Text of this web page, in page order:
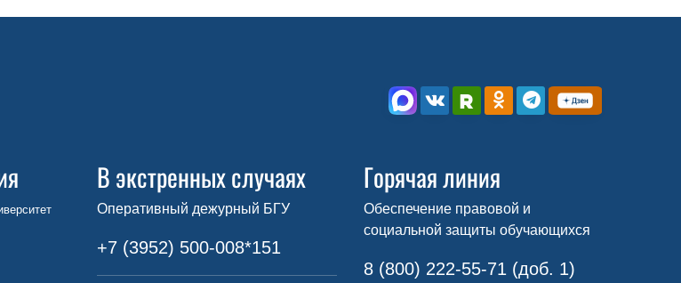
В экстренных случаях
Оперативный дежурный БГУ
+7 (3952) 500-008*151
Горячая линия
Обеспечение правовой и
социальной защиты обучающихся
8 (800) 222-55-71 (доб. 1)